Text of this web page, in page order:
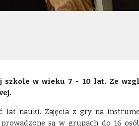
w wieku 7 - 10 lat. Ze
lat nauki. Zajęcia z gry na
są w grupach do 16